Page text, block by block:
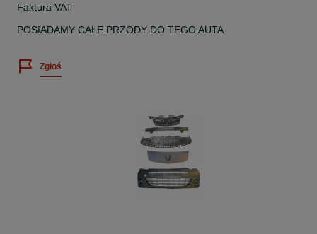
Faktura VAT
POSIADAMY CAŁE PRZODY DO TEGO AUTA
Zgłoś